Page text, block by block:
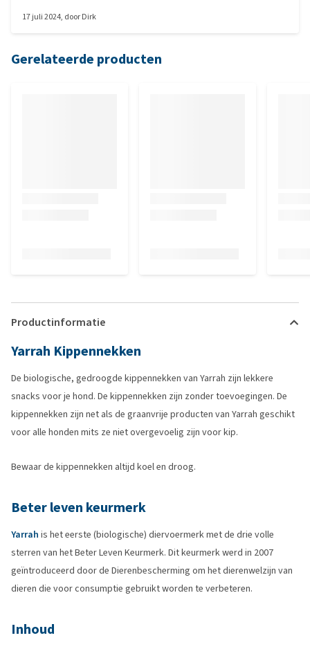
17 juli 2024, doorDirk
Gerelateerde producten
Productinformatie
Yarrah Kippennekken
De biologische, gedroogde kippennekken van Yarrah zijn lekkere
snacks voor je hond. De kippennekken zijn zonder toevoegingen. De
kippennekken zijn net als de graanvrije producten van Yarrah geschikt
voor alle honden mits ze niet overgevoelig zijn voor kip.
Bewaar de kippennekken altijd koel en droog.
Beter leven keurmerk
Yarrah is het eerste (biologische) diervoermerk met de drie volle
sterren van het Beter Leven Keurmerk. Dit keurmerk werd in 2007
geïntroduceerd door de Dierenbescherming om het dierenwelzijn van
dieren die voor consumptie gebruikt worden te verbeteren.
Inhoud